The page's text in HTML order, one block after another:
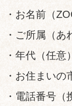
・お名前（
・ご所属（あ
・年代（任意）
・お住まいの
・電話番号（